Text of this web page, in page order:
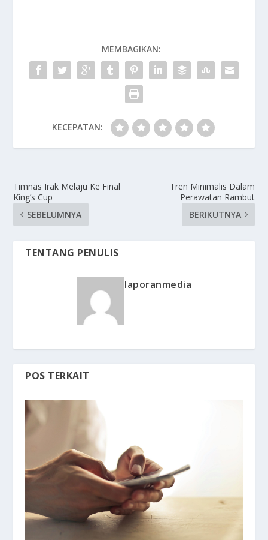
MEMBAGIKAN:
KECEPATAN:
Timnas Irak Melaju Ke Final
King’s Cup
SEBELUMNYA
Tren Minimalis Dalam
Perawatan Rambut
BERIKUTNYA
TENTANG PENULIS
laporanmedia
POS TERKAIT